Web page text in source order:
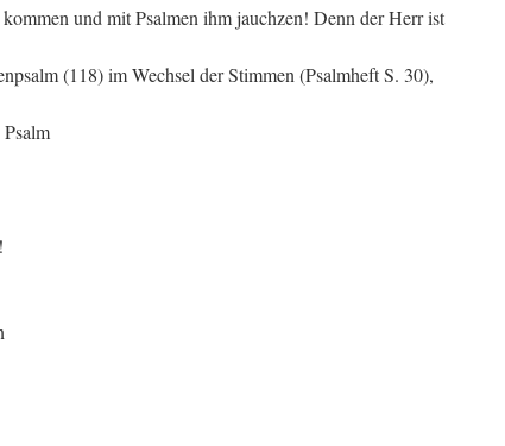
und mit Psalmen ihm jauchzen! Denn der Herr ist
(118) im Wechsel der Stimmen (Psalmheft S. 30),